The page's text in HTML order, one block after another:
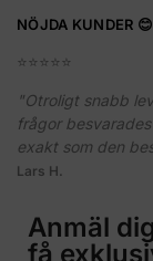
NÖJDA KUNDER
⭐️⭐️⭐️⭐️⭐️
"Otroligt snabb
frågor
exakt som den
Lars H.
Anmäl
få